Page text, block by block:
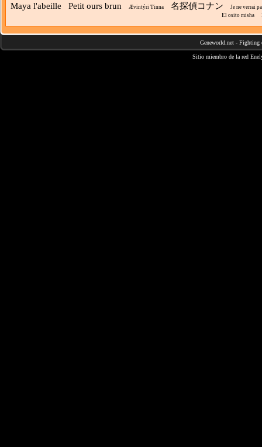
Maya l'abeille Petit ours brun Ævintýri Tinna 名探偵コナン
Je ne verrai
El osito misha
Geneworld.net - Fighting
Sitio miembro de la red